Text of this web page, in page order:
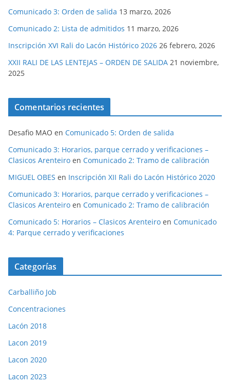
Comunicado 3: Orden de salida 13 marzo, 2026
Comunicado 2: Lista de admitidos 11 marzo, 2026
Inscripción XVI Rali do Lacón Histórico 2026 26 febrero, 2026
XXII RALI DE LAS LENTEJAS – ORDEN DE SALIDA 21 noviembre,
2025
Comentarios recientes
Desafio MAO en Comunicado 5: Orden de salida
Comunicado 3: Horarios, parque cerrado y verificaciones –
Clasicos Arenteiro en Comunicado 2: Tramo de calibración
MIGUEL OBES en Inscripción XII Rali do Lacón Histórico 2020
Comunicado 3: Horarios, parque cerrado y verificaciones –
Clasicos Arenteiro en Comunicado 2: Tramo de calibración
Comunicado 5: Horarios – Clasicos Arenteiro en Comunicado
4: Parque cerrado y verificaciones
Categorías
Carballiño Job
Concentraciones
Lacón 2018
Lacon 2019
Lacon 2020
Lacon 2023